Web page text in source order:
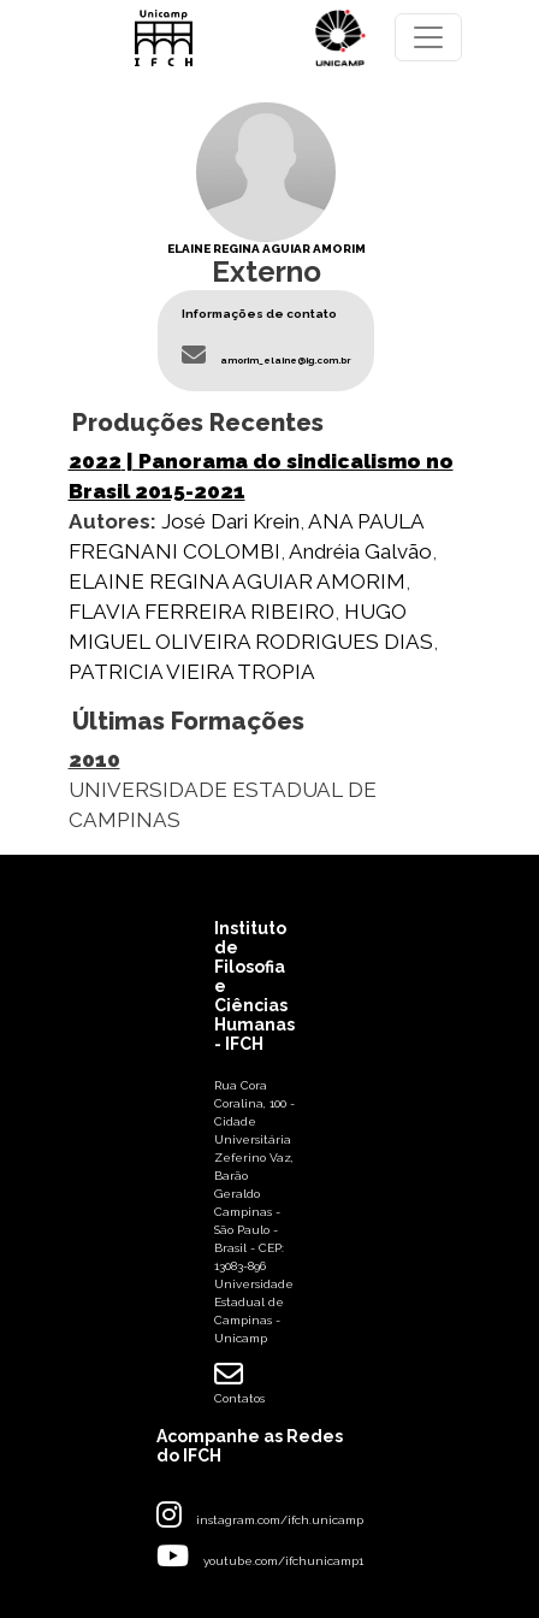
Pular para o conteúdo principal
ELAINE REGINA AGUIAR AMORIM
Externo
Informações de contato
amorim_elaine@ig.com.br
Produções Recentes
2022 | Panorama do sindicalismo no
Brasil 2015-2021
Autores: José Dari Krein ANA PAULA
FREGNANI COLOMBI Andréia Galvão
ELAINE REGINA AGUIAR AMORIM
FLAVIA FERREIRA RIBEIRO HUGO
MIGUEL OLIVEIRA RODRIGUES DIAS
PATRICIA VIEIRA TROPIA
Últimas Formações
2010
UNIVERSIDADE ESTADUAL DE
CAMPINAS
Instituto
de
Filosofia
e
Ciências
Humanas
- IFCH
Rua Cora
Coralina, 100 -
Cidade
Universitária
Zeferino Vaz,
Barão
Geraldo
Campinas -
São Paulo -
Brasil - CEP:
13083-896
Universidade
Estadual de
Campinas -
Unicamp
Contatos
Acompanhe as Redes
do IFCH
instagram.com/ifch.unicamp
youtube.com/ifchunicamp1